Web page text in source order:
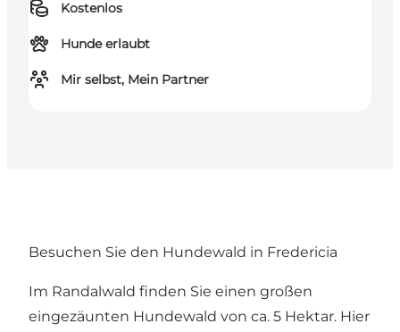
Kostenlos
Hunde erlaubt
Mir selbst, Mein Partner
Besuchen Sie den Hundewald in Fredericia
Im Randalwald finden Sie einen großen
eingezäunten Hundewald von ca. 5 Hektar. Hier